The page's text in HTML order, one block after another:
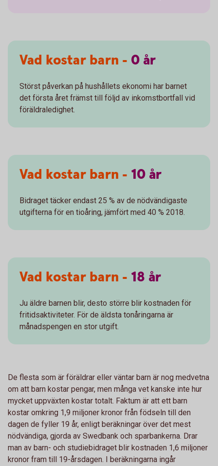
Vad kostar barn - 0 år
Störst påverkan på hushållets ekonomi har barnet
det första året främst till följd av inkomstbortfall vid
föräldraledighet.
Vad kostar barn - 10 år
Bidraget täcker endast 25 % av de nödvändigaste
utgifterna för en tioåring, jämfört med 40 % 2018.
Vad kostar barn - 18 år
Ju äldre barnen blir, desto större blir kostnaden för
fritidsaktiviteter. För de äldsta tonåringarna är
månadspengen en stor utgift.
De flesta som är föräldrar eller väntar barn är nog medvetna
om att barn kostar pengar, men många vet kanske inte hur
mycket uppväxten kostar totalt. Faktum är att ett barn
kostar omkring 1,9 miljoner kronor från födseln till den
dagen de fyller 19 år, enligt beräkningar över det mest
nödvändiga, gjorda av Swedbank och sparbankerna. Drar
man av barn- och studiebidraget blir kostnaden 1,6 miljoner
kronor fram till 19-årsdagen. I beräkningarna ingår